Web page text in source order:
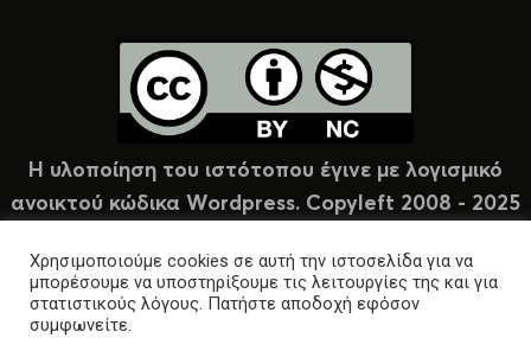
Η υλοποίηση του ιστότοπου έγινε με λογισμικό
ανοικτού κώδικα Wordpress. Copyleft 2008 - 2025
Χρησιμοποιούμε cookies σε αυτή την ιστοσελίδα για να
μπορέσουμε να υποστηρίξουμε τις λειτουργίες της και για
στατιστικούς λόγους. Πατήστε αποδοχή εφόσον
συμφωνείτε.